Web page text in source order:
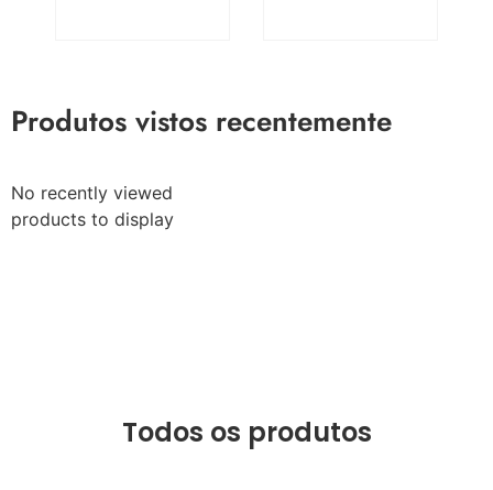
Produtos vistos recentemente
No recently viewed
products to display
Todos os produtos